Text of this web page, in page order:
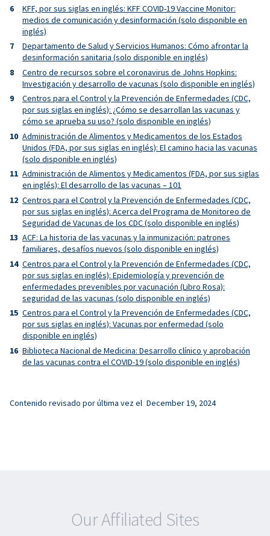
KFF, por sus siglas en inglés: KFF COVID-19 Vaccine Monitor:
medios de comunicación y desinformación (solo disponible en
inglés)
Departamento de Salud y Servicios Humanos: Cómo afrontar la
desinformación sanitaria (solo disponible en inglés)
Centro de recursos sobre el coronavirus de Johns Hopkins:
Investigación y desarrollo de vacunas (solo disponible en inglés)
Centros para el Control y la Prevención de Enfermedades (CDC,
por sus siglas en inglés): ¿Cómo se desarrollan las vacunas y
cómo se aprueba su uso? (solo disponible en inglés)
Administración de Alimentos y Medicamentos de los Estados
Unidos (FDA, por sus siglas en inglés): El camino hacia las vacunas
(solo disponible en inglés)
Administración de Alimentos y Medicamentos (FDA, por sus siglas
en inglés): El desarrollo de las vacunas – 101
Centros para el Control y la Prevención de Enfermedades (CDC,
por sus siglas en inglés): Acerca del Programa de Monitoreo de
Seguridad de Vacunas de los CDC (solo disponible en inglés)
ACF: La historia de las vacunas y la inmunización: patrones
familiares, desafíos nuevos (solo disponible en inglés)
Centros para el Control y la Prevención de Enfermedades (CDC,
por sus siglas en inglés): Epidemiología y prevención de
enfermedades prevenibles por vacunación (Libro Rosa):
seguridad de las vacunas (solo disponible en inglés)
Centros para el Control y la Prevención de Enfermedades (CDC,
por sus siglas en inglés): Vacunas por enfermedad (solo
disponible en inglés)
Biblioteca Nacional de Medicina: Desarrollo clínico y aprobación
de las vacunas contra el COVID-19 (solo disponible en inglés)
Contenido revisado por última vez el December 19, 2024
Our Affiliated Sites